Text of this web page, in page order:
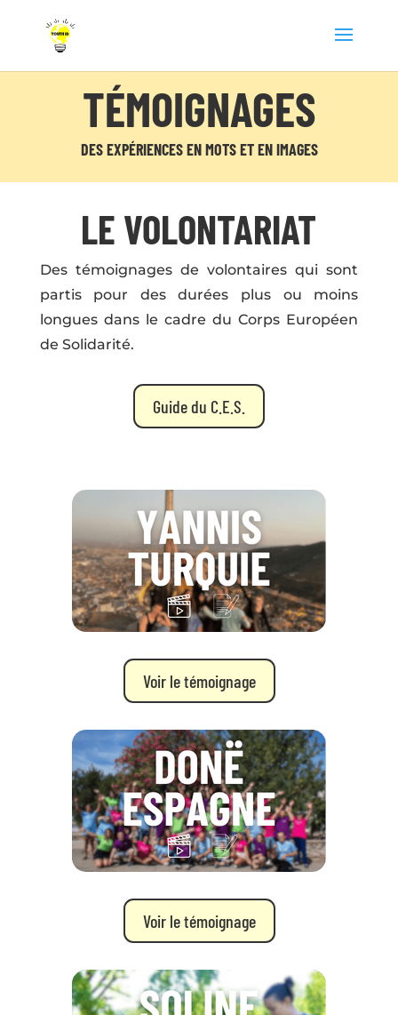
TÉMOIGNAGES
DES EXPÉRIENCES EN MOTS ET EN IMAGES
LE VOLONTARIAT
Des témoignages de volontaires qui sont
partis pour des durées plus ou moins
longues dans le cadre du Corps Européen
de Solidarité.
Guide du C.E.S.
Voir le témoignage
Voir le témoignage